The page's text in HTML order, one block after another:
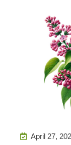
April 27,